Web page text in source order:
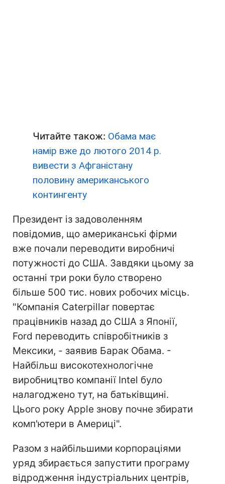
Читайте також: Обама має
намір вже до лютого 2014 р.
вивести з Афганістану
половину американського
контингенту
Президент із задоволенням
повідомив, що американські фірми
вже почали переводити виробничі
потужності до США. Завдяки цьому за
останні три роки було створено
більше 500 тис. нових робочих місць.
"Компанія Caterpillar повертає
працівників назад до США з Японії,
Ford переводить співробітників з
Мексики, - заявив Барак Обама. -
Найбільш високотехнологічне
виробництво компанії Intel було
налагоджено тут, на батьківщині.
Цього року Apple знову почне збирати
комп'ютери в Америці".
Разом з найбільшими корпораціями
уряд збирається запустити програму
відродження індустріальних центрів,